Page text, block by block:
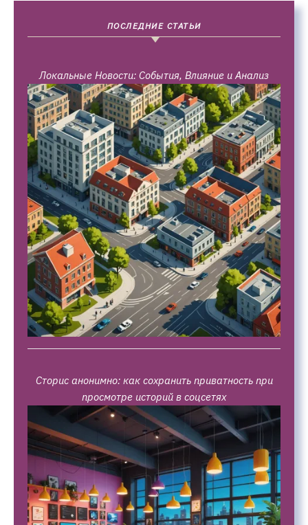
ПОСЛЕДНИЕ СТАТЬИ
Локальные Новости: События, Влияние и Анализ
Сторис анонимно: как сохранить приватность при
просмотре историй в соцсетях